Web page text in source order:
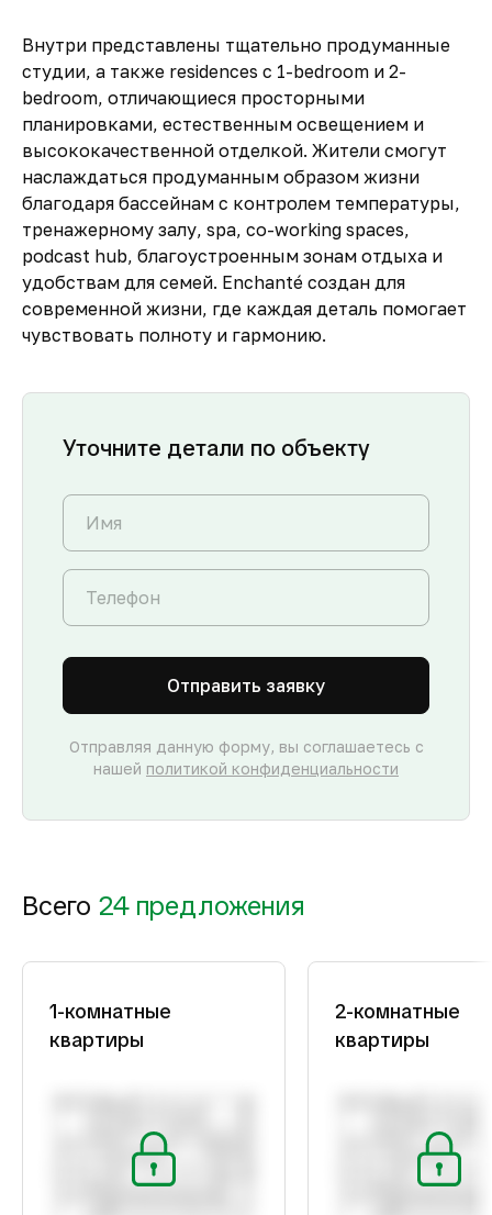
Внутри представлены тщательно продуманные
студии, а также residences с 1-bedroom и 2-
bedroom, отличающиеся просторными
планировками, естественным освещением и
высококачественной отделкой. Жители смогут
наслаждаться продуманным образом жизни
благодаря бассейнам с контролем температуры,
тренажерному залу, spa, co-working spaces,
podcast hub, благоустроенным зонам отдыха и
удобствам для семей. Enchanté создан для
современной жизни, где каждая деталь помогает
чувствовать полноту и гармонию.
Уточните детали по объекту
Отправить заявку
Отправляя данную форму, вы соглашаетесь с
нашей политикой конфиденциальности
Всего 24 предложения
1-комнатные
квартиры
2-комнатные
квартиры